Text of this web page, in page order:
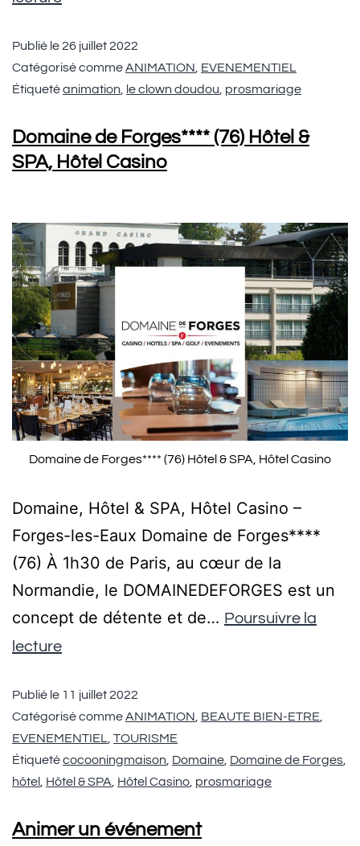
Publié le26 juillet 2022
Catégorisé commeANIMATION EVENEMENTIEL
Étiquetéanimation le clown doudou prosmariage
Domaine de Forges**** (76) Hôtel &
SPA, Hôtel Casino
Domaine de Forges**** (76) Hôtel & SPA, Hôtel Casino
Domaine, Hôtel & SPA, Hôtel Casino –
Forges-les-Eaux Domaine de Forges****
(76) À 1h30 de Paris, au cœur de la
Normandie, le DOMAINEDEFORGES est un
concept de détente et de… Poursuivre la
lecture
Publié le 11 juillet 2022
Catégorisé commeANIMATION, BEAUTE BIEN-ETRE,
EVENEMENTIEL, TOURISME
Étiquetécocooningmaison, Domaine, Domaine de Forges,
hôtel , Hôtel & SPA, Hôtel Casino, prosmariage
Animer un événement